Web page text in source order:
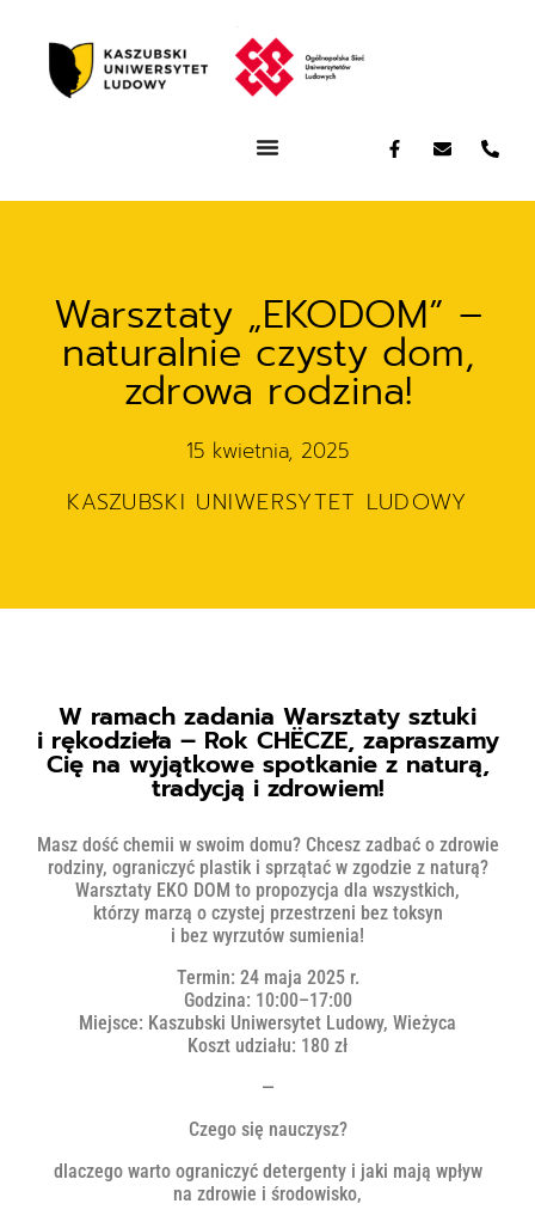
Warsztaty „EKODOM” –
naturalnie czysty dom,
zdrowa rodzina!
15 kwietnia, 2025
KASZUBSKI UNIWERSYTET LUDOWY
W ramach zadania Warsztaty sztuki
i rękodzieła – Rok CHËCZE, zapraszamy
Cię na wyjątkowe spotkanie z naturą,
tradycją i zdrowiem!
Masz dość chemii w swoim domu? Chcesz zadbać o zdrowie
rodziny, ograniczyć plastik i sprzątać w zgodzie z naturą?
Warsztaty EKO DOM to propozycja dla wszystkich,
którzy marzą o czystej przestrzeni bez toksyn
i bez wyrzutów sumienia!
Termin: 24 maja 2025 r.
Godzina: 10:00–17:00
Miejsce: Kaszubski Uniwersytet Ludowy, Wieżyca
Koszt udziału: 180 zł
—
Czego się nauczysz?
dlaczego warto ograniczyć detergenty i jaki mają wpływ
na zdrowie i środowisko,